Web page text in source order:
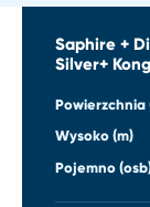
Saphire +
Silver+
Powierzchnia
Wysoko (m)
Pojemno